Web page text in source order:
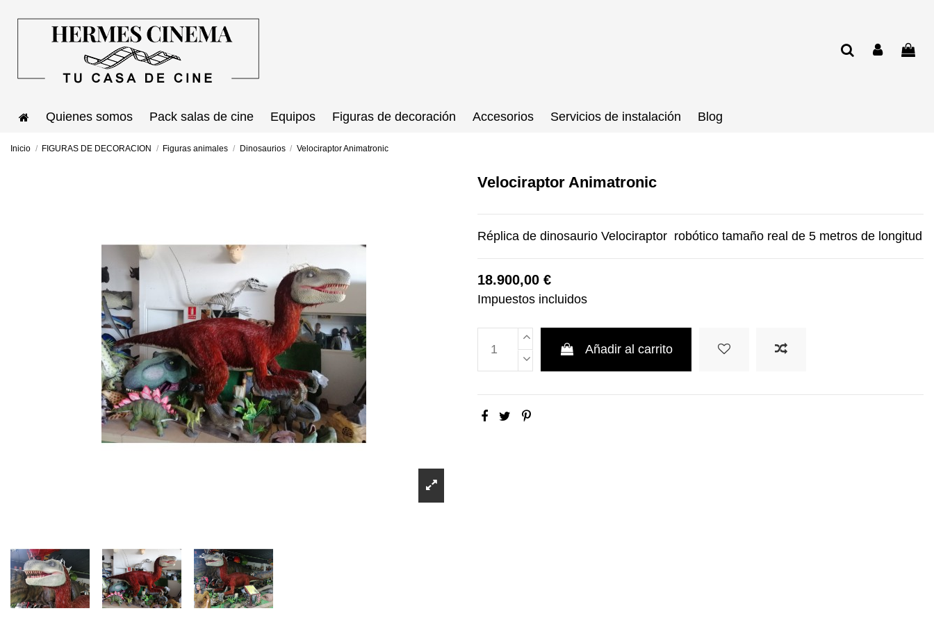
Quienes somos Pack salas de cine Equipos Figuras de decoración Accesorios Servicios de instalación Blog
Inicio FIGURAS DE DECORACION Figuras animales Dinosaurios Velociraptor Animatronic
Velociraptor Animatronic
Réplica de dinosaurio Velociraptor robótico tamaño real de 5 metros de longitud
18.900,00 €
Impuestos incluidos
Añadir al carrito